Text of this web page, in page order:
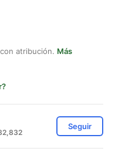
atribución. Más
Seguir